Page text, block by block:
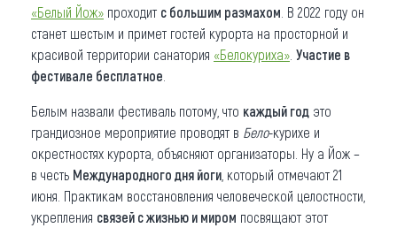
«Белый Йож» проходит с большим размахом . В 2022 году он
станет шестым и примет гостей курорта на просторной и
красивой территории санатория «Белокуриха» Участие в
фестивале бесплатное
Белым назвали фестиваль потому, что каждый год это
грандиозное мероприятие проводят в Бело-курихе и
окрестностях курорта, объясняют организаторы. Ну а Йож –
в честь Международного дня йоги , который отмечают 21
июня. Практикам восстановления человеческой целостности,
укрепления связей с жизнью и миром посвящают этот